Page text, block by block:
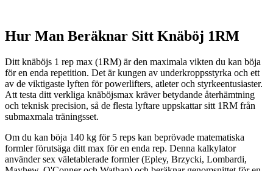
Hur Man Beräknar Sitt Knäböj 1RM
Ditt knäböjs 1 rep max (1RM) är den maximala vikten du kan böja
för en enda repetition. Det är kungen av underkroppsstyrka och ett
av de viktigaste lyften för powerlifters, atleter och styrkeentusiaster.
Att testa ditt verkliga knäböjsmax kräver betydande återhämtning
och teknisk precision, så de flesta lyftare uppskattar sitt 1RM från
submaxmala träningsset.
Om du kan böja 140 kg för 5 reps kan beprövade matematiska
formler förutsäga ditt max för en enda rep. Denna kalkylator
använder sex väletablerade formler (Epley, Brzycki, Lombardi,